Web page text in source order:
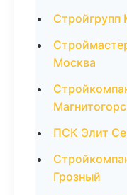
Стройгрупп
Москва
ПСК Элит
Грозный